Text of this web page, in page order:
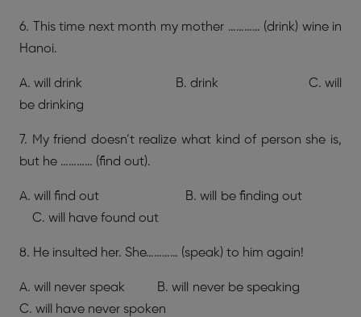
6. This time next month my mother ………… (drink) wine in
Hanoi.
A. will drink B. drink C. will
be drinking
7. My friend doesn’t realize what kind of person she is,
but he ………… (find out).
A. will find out B. will be finding out
C. will have found out
8. He insulted her. She………… (speak) to him again!
A. will never speak B. will never be speaking
C. will have never spoken